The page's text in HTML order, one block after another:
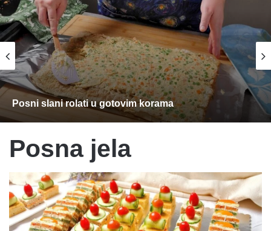
Posni slani rolati u gotovim korama
Posna jela